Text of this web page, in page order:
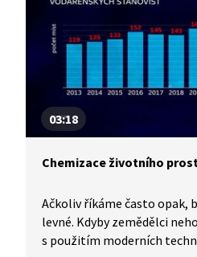
03:18
Chemizace životního
Ačkoliv říkáme často opak,
levné. Kdyby zemědělci
s použitím moderních